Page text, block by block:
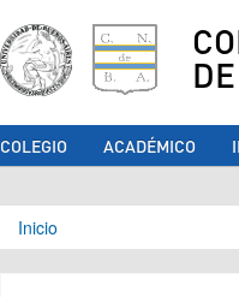
COLEGIO ACADÉMICO
Se
Inicio